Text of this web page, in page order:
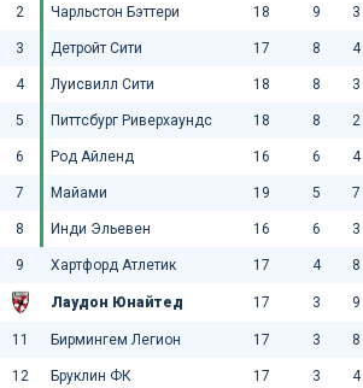
2 Чарльстон Бэттери 18 9 3
3 Детройт Сити 17 8 4
4 Луисвилл Сити 18 8 3
5 Питтсбург Риверхаундс 18 8 2
6 Род Айленд 16 6 4
7 Майами 19 5 7
8 Инди Эльевен 16 6 3
9 Хартфорд Атлетик 17 4 8
Лаудон Юнайтед 17 3 9
11 Бирмингем Легион 17 3 8
12 Бруклин ФК 17 3 4